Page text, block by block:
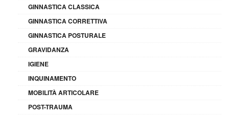
GINNASTICA CLASSICA
GINNASTICA CORRETTIVA
GINNASTICA POSTURALE
GRAVIDANZA
IGIENE
INQUINAMENTO
MOBILITÀ ARTICOLARE
POST-TRAUMA